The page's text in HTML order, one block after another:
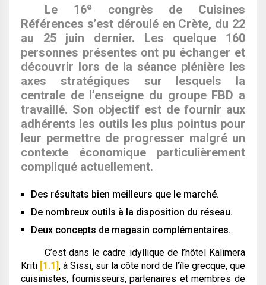
Le 16e
congrès de Cuisines
Références s’est déroulé en Crète, du 22
au 25 juin dernier. Les quelque 160
personnes présentes ont pu échanger et
découvrir lors de la séance plénière les
axes stratégiques sur lesquels la
centrale de lʼenseigne du groupe FBD a
travaillé. Son objectif est de fournir aux
adhérents les outils les plus pointus pour
leur permettre de progresser malgré un
contexte économique particulièrement
compliqué actuellement.
Des résultats bien meilleurs que le marché.
De nombreux outils à la disposition du réseau.
Deux concepts de magasin complémentaires.
C’est dans le cadre idyllique de l’hôtel Kalimera
Kriti [1.1], à Sissi, sur la côte nord de l’île grecque, que
cuisinistes, fournisseurs, partenaires et membres de